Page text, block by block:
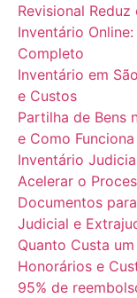
Revisional
Inventário
Completo
Inventário em
e Custos
Partilha de Bens
e Como
Inventário
Acelerar o
Documentos
Judicial e
Quanto Custa
Honorários e
95% de